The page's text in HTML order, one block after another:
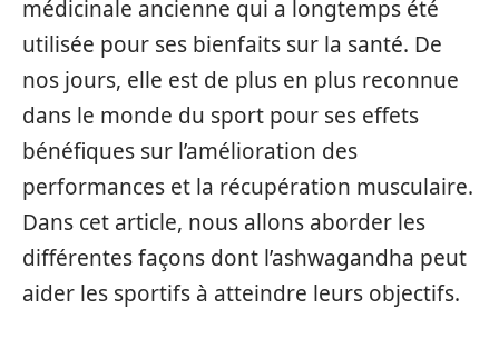
médicinale ancienne qui a longtemps été
utilisée pour ses bienfaits sur la santé. De
nos jours, elle est de plus en plus reconnue
dans le monde du sport pour ses effets
bénéfiques sur l’amélioration des
performances et la récupération musculaire.
Dans cet article, nous allons aborder les
différentes façons dont l’ashwagandha peut
aider les sportifs à atteindre leurs objectifs.